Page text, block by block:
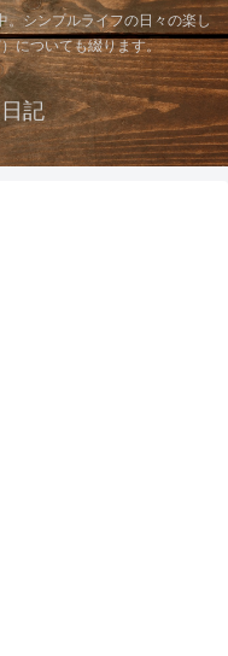
。シンプルライフの日々の楽し
についても綴ります。
記